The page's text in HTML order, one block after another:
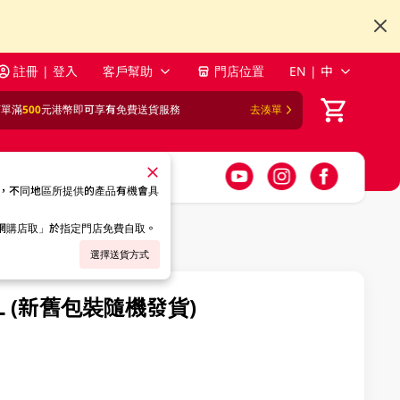
註冊 | 登入 客戶幫助 門店位置 EN | 中
滿500元港幣即可享有免費送貨服務 去湊單
不同地區所提供的產品有機會具
店取」於指定門店免費自取。
選擇送貨方式
(新舊包裝隨機發貨)